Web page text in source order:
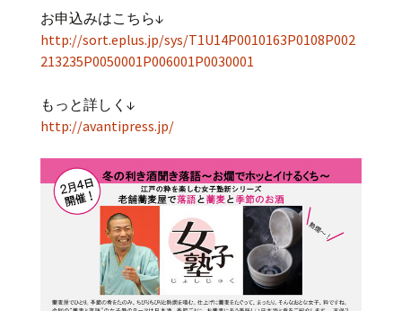
お申込みはこちら↓
http://sort.eplus.jp/sys/T1U14P0010163P0108P002
213235P0050001P006001P0030001
もっと詳しく↓
http://avantipress.jp/